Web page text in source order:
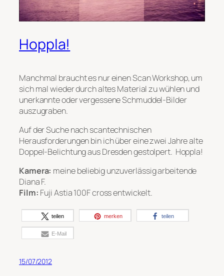
Hoppla!
Manchmal braucht es nur einen Scan Workshop, um
sich mal wieder durch altes Material zu wühlen und
unerkannte oder vergessene Schmuddel-Bilder
auszugraben.
Auf der Suche nach scantechnischen
Herausforderungen bin ich über eine zwei Jahre alte
Doppel-Belichtung aus Dresden gestolpert. Hoppla!
Kamera: meine beliebig unzuverlässig arbeitende
Diana F.
Film: Fuji Astia 100F cross entwickelt.
teilen merken teilen
E-Mail
15/07/2012